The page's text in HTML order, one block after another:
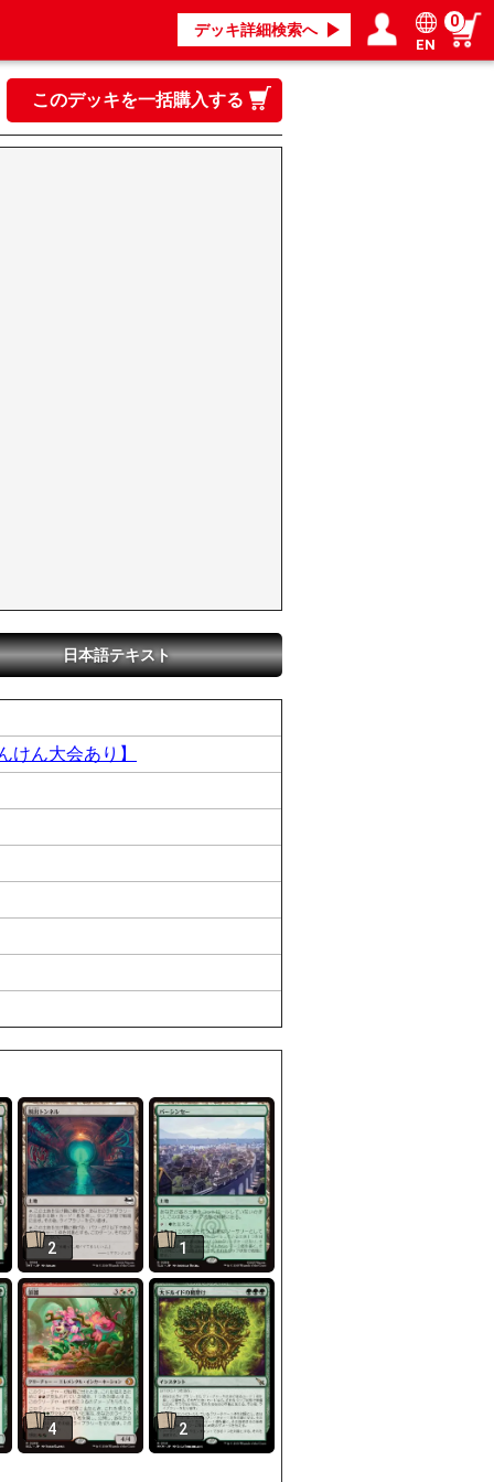
デッキ詳細検索へ
ログイン／会員登録
マイページ
EN
0
このデッキを一括購入する
日本語テキスト
ん大会あり】
2 1
4 2